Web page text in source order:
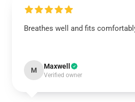
Breathes well and fits
M Maxwell
Verified owner